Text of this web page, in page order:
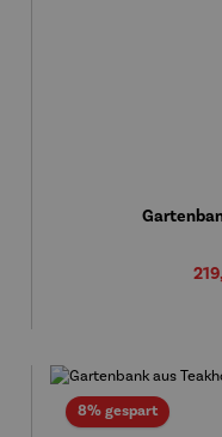
8% gespartRabatt